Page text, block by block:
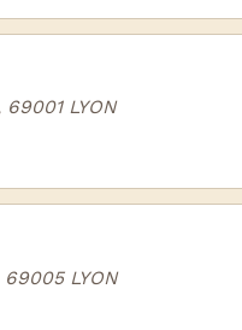
69001 LYON
69005 LYON